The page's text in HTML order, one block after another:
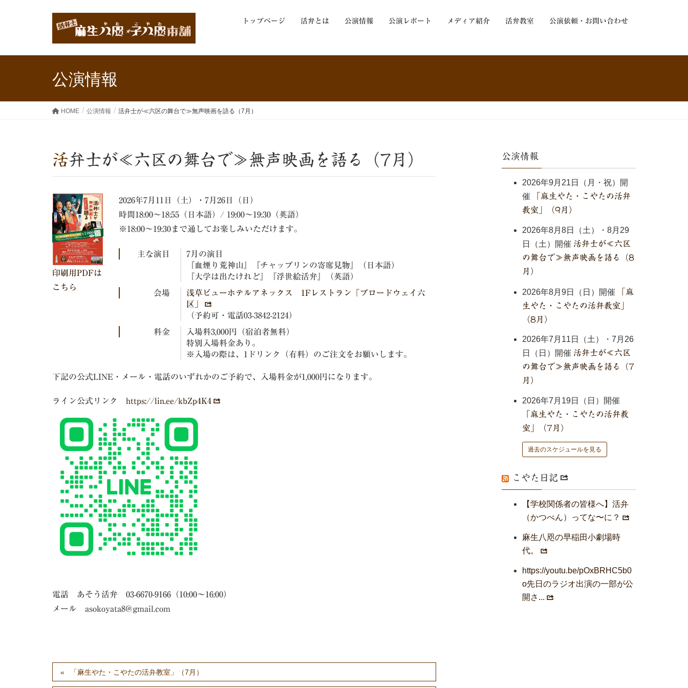
トップページ 活弁とは 公演情報 公演レポート メディア紹介 活弁教室 公演依頼・お問い合わせ
公演情報
HOME 公演情報 活弁士が≪六区の舞台で≫無声映画を語る（7月）
活弁士が≪六区の舞台で≫無声映画を語る（7月）
印刷用PDFは
こちら
2026年7月11日（土）・7月26日（日）
時間18:00～18:55（日本語）/ 19:00～19:30（英語）
※18:00～19:30まで通してお楽しみいただけます。
主な演目
7月の演目
『血煙り荒神山』『チャップリンの寄席見物』（日本語）
『大学は出たけれど』『浮世絵活弁』（英語）
会場
浅草ビューホテルアネックス 1Fレストラン「ブロードウェイ六
区」
（予約可・電話03-3842-2124）
料金
入場料3,000円（宿泊者無料）
特別入場料金あり。
※入場の際は、1ドリンク（有料）のご注文をお願いします。
下記の公式LINE・メール・電話のいずれかのご予約で、入場料金が1,000円になります。
ライン公式リンク https://lin.ee/kbZp4K4
電話 あそう活弁 03-6670-9166（10:00～16:00）
メール asokoyata8@gmail.com
「麻生やた・こやたの活弁教室」（7月）
公演情報
2026年9月21日（月・祝）開
催
「麻生やた・こやたの活弁
教室」（9月）
2026年8月8日（土）・8月29
日（土）開催 活弁士が≪六区
の舞台で≫無声映画を語る（8
月）
2026年8月9日（日）開催
「麻
生やた・こやたの活弁教室」
（8月）
2026年7月11日（土）・7月26
日（日）開催 活弁士が≪六区
の舞台で≫無声映画を語る（7
月）
2026年7月19日（日）開催
「麻生やた・こやたの活弁教
室」（7月）
過去のスケジュールを見る
こやた日記
【学校関係者の皆様へ】活弁
（かつべん）ってな〜に？
麻生八咫の早稲田小劇場時
代。
https://youtu.be/pOxBRHC5b0
o先日のラジオ出演の一部が公
開さ...